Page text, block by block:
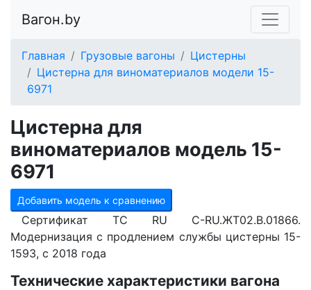
Вагон.by
Главная Грузовые вагоны
Цистерны
Цистерна для виноматериалов модели 15-
6971
Цистерна для
виноматериалов модель 15-
6971
Добавить модель к сравнению
Сертификат ТС RU С-RU.ЖТ02.В.01866.
Модернизация с продлением службы цистерны 15-
1593, с 2018 года
Технические характеристики вагона